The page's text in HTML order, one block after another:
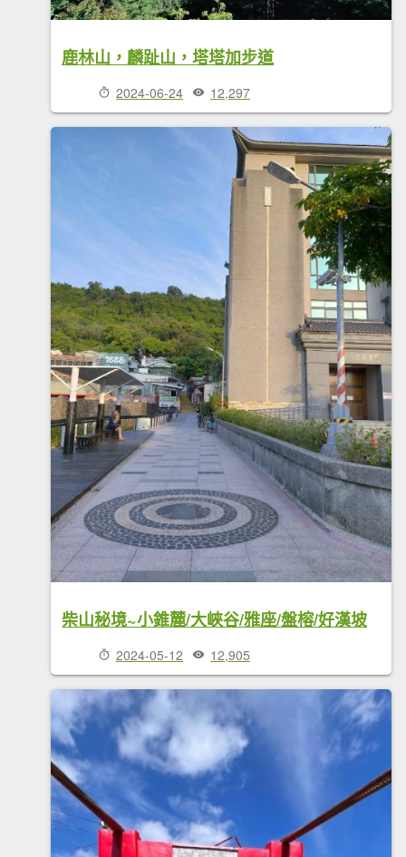
鹿林山，麟趾山，塔塔加步道
2024-06-24 12,297
柴山秘境~小錐麓/大峽谷/雅座/盤榕/好漢坡
2024-05-12 12,905